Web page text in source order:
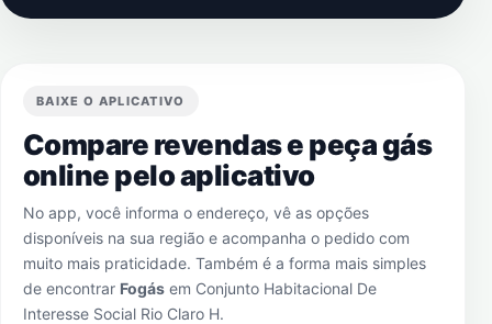
BAIXE O APLICATIVO
Compare revendas e peça gás
online pelo aplicativo
No app, você informa o endereço, vê as opções
disponíveis na sua região e acompanha o pedido com
muito mais praticidade. Também é a forma mais simples
de encontrar Fogás em Conjunto Habitacional De
Interesse Social Rio Claro H.